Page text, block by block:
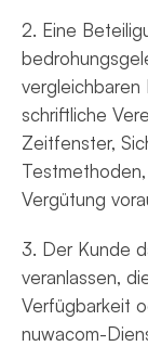
2. Eine
schriftliche
Zeitfenster,
Vergütung
3. Der Kunde
veranlassen,
Verfügbarkeit
nuwacom-